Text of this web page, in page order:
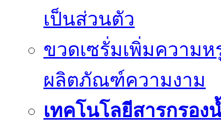
เป็นส่วนตัว
ขวดเซรั่มเพิ่มความ
ผลิตภัณฑ์ความงาม
เทคโนโลยีสารกรอ